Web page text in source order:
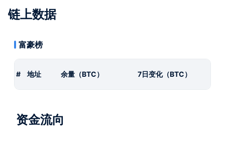
链上数据
富豪榜
# 地址 余量（BTC） 7日变化（BTC）
资金流向